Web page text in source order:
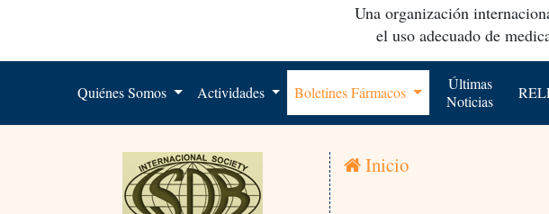
Una organización
el uso adecuado de
Quiénes Somos Actividades Boletines Fármacos
Últimas
Noticias
Inicio